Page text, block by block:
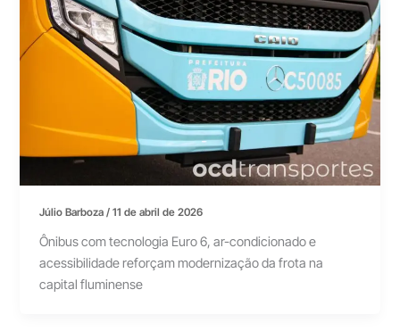
Júlio Barboza/11 de abril de 2026
Ônibus com tecnologia Euro 6, ar-condicionado e
acessibilidade reforçam modernização da frota na
capital fluminense